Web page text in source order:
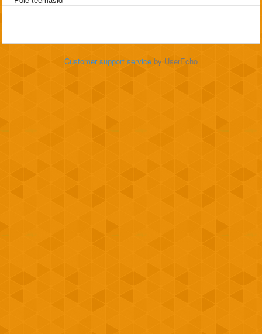
Customer support service by UserEcho